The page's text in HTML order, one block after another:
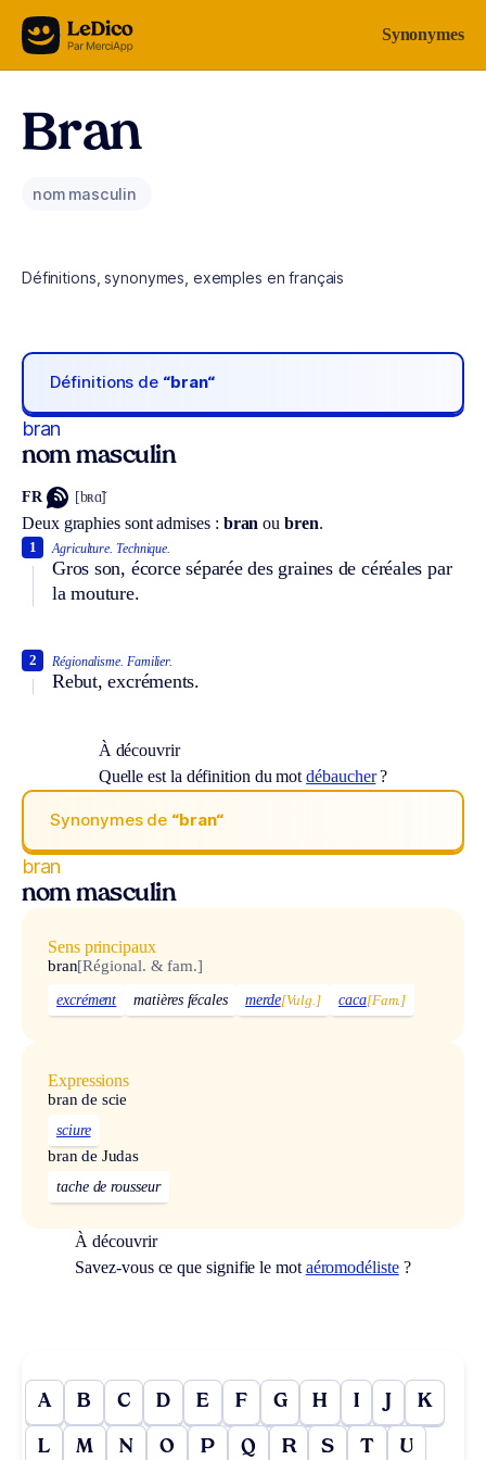
Aller au contenu Synonymes
Bran
nom masculin
Définitions, synonymes, exemples en français
Définitions de “bran“
bran
nom masculin
FR [bʀɑ̃]
Deux graphies sont admises : bran oubren.
Agriculture. Technique.
Gros son, écorce séparée des graines de céréales par
la mouture.
1
Régionalisme. Familier.
Rebut, excréments.
2
À découvrir
Quelle est la définition du motdébaucher?
Synonymes de “bran“
bran
nom masculin
Sens principaux
bran[Régional. & fam.]
excrément matières fécales merde[Vulg.] caca[Fam.]
Expressions
bran de scie
sciure
bran de Judas
tache de rousseur
À découvrir
Savez-vous ce que signifie le mot aéromodéliste?
A B C D E F G H I J K
L M N O P Q R S T U